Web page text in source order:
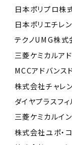
日本ポリプロ株
MCCアドバンス
三菱ケミカルア
株式会社チャレ
ダイヤプラスフ
三菱ケミカルイ
株式会社ユポ・
テクノUMG株式
日本ポリエチレ